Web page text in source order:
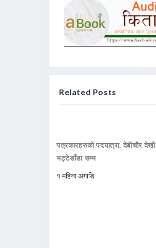
Related Posts
पत्रकारहरुको पदयात्रा, देबीचौर देखी
भट्टेडाँडा सम्म
१ महिना अगाडि